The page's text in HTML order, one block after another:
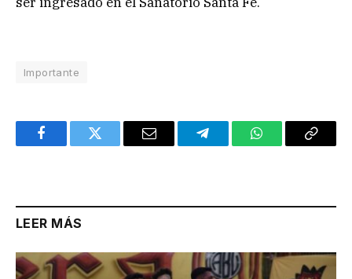
Importante
FacebookTwitter Email TelegramWhatsAppCopy
LEER MÁS